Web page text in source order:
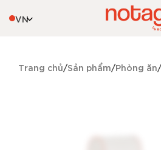
VN
Trang chủ Sản phẩm Phòng ăn